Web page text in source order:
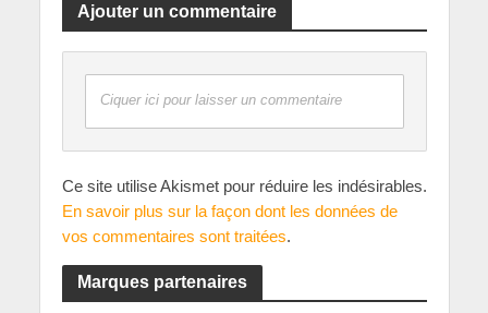
Ajouter un commentaire
Ciquer ici pour laisser un commentaire
Ce site utilise Akismet pour réduire les indésirables.
En savoir plus sur la façon dont les données de
vos commentaires sont traitées.
Marques partenaires